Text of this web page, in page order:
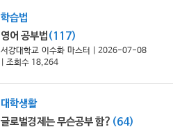
학습법
영어 공부법(117)
서강대학교 이수화 마스터
| 2026-07-08
| 조회수 18,264
대학생활
글로벌경제는 무슨공부 함? (64)